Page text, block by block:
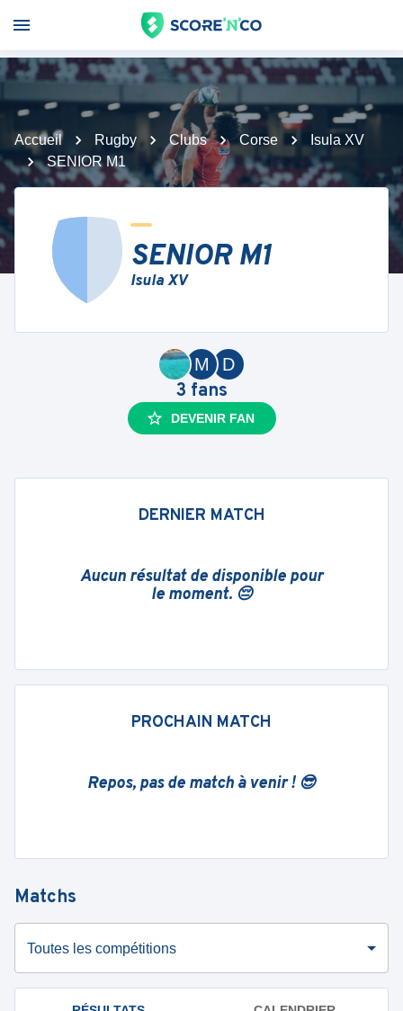
Accueil Rugby Clubs Corse
Isula XV
SENIOR M1
SENIOR M1
Isula XV
D
M
3 fans
DEVENIR FAN
DERNIER MATCH
Aucun résultat de disponible pour
le moment. 😔
PROCHAIN MATCH
Repos, pas de match à venir ! 😎
Matchs
Toutes les compétitions